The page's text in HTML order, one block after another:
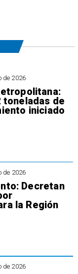
de 2026
toneladas de
iniciado
de 2026
Decretan
la Región
de 2026